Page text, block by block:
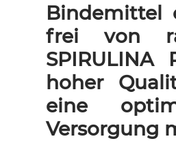
Bindemittel
frei von
hoher
eine
Versorgung